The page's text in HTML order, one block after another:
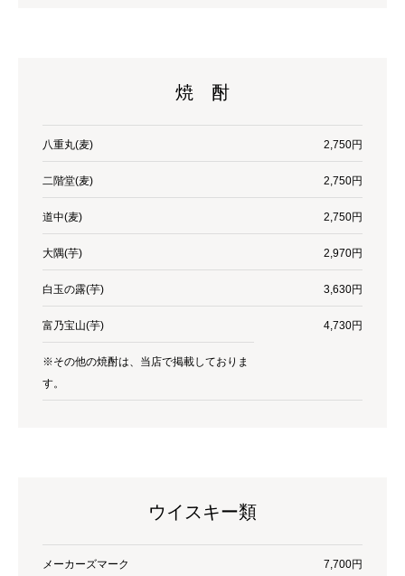
焼 酎
八重丸(麦) 2,750円
二階堂(麦) 2,750円
道中(麦) 2,750円
大隅(芋) 2,970円
白玉の露(芋) 3,630円
富乃宝山(芋) 4,730円
※その他の焼酎は、当店で掲載しておりま
す。
ウイスキー類
メーカーズマーク 7,700円